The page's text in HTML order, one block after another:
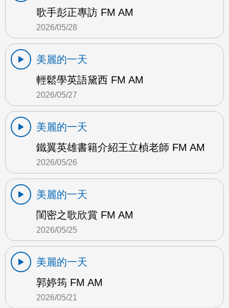
歌手彭正專訪 FM AM
2026/05/28
美麗的一天
輕鬆學英語黛西 FM AM
2026/05/27
美麗的一天
鐵翼英雄書籍介紹王立楨老師 FM AM
2026/05/26
美麗的一天
閨密之歌欣賞 FM AM
2026/05/25
美麗的一天
郭婷筠 FM AM
2026/05/21